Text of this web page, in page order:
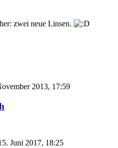
zwei neue Linsen.
2013, 17:59
Juni 2017, 18:25